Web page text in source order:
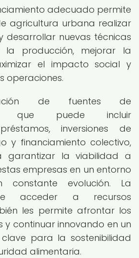
adecuado permite
agricultura urbana realizar
desarrollar nuevas técnicas
la producción, mejorar la
el impacto social y
operaciones.
de fuentes de
que puede incluir
inversiones de
y financiamiento colectivo,
garantizar la viabilidad a
empresas en un entorno
constante evolución. La
acceder a recursos
les permite afrontar los
y continuar innovando en un
para la sostenibilidad
alimentaria.